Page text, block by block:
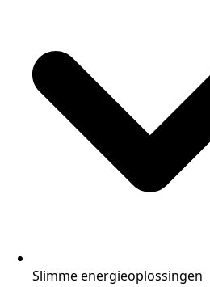
Slimme energieoplossingen